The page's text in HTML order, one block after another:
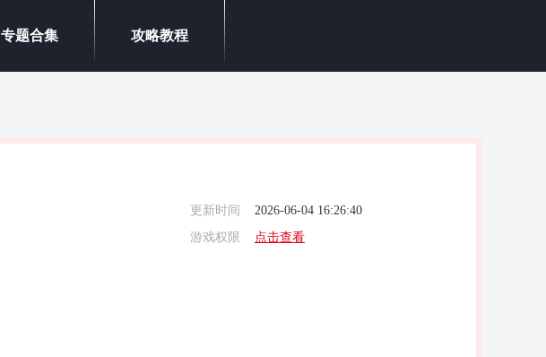
专题合集 攻略教程
更新时间
2026-06-04 16:26:40
游戏权限
点击查看